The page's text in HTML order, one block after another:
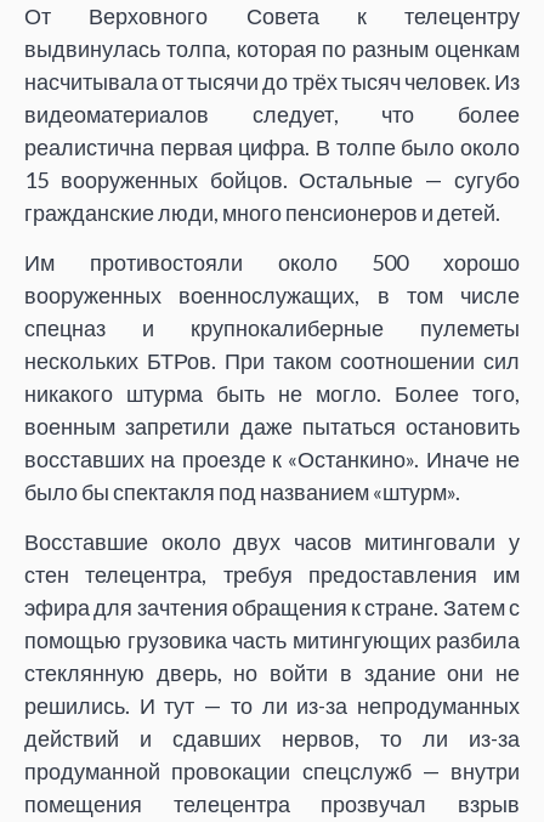
От Верховного Совета к телецентру
выдвинулась толпа, которая по разным оценкам
насчитывала от тысячи до трёх тысяч человек. Из
видеоматериалов следует, что более
реалистична первая цифра. В толпе было около
15 вооруженных бойцов. Остальные — сугубо
гражданские люди, много пенсионеров и детей.
Им противостояли около 500 хорошо
вооруженных военнослужащих, в том числе
спецназ и крупнокалиберные пулеметы
нескольких БТРов. При таком соотношении сил
никакого штурма быть не могло. Более того,
военным запретили даже пытаться остановить
восставших на проезде к «Останкино». Иначе не
было бы спектакля под названием «штурм».
Восставшие около двух часов митинговали у
стен телецентра, требуя предоставления им
эфира для зачтения обращения к стране. Затем с
помощью грузовика часть митингующих разбила
стеклянную дверь, но войти в здание они не
решились. И тут — то ли из-за непродуманных
действий и сдавших нервов, то ли из-за
продуманной провокации спецслужб — внутри
помещения телецентра прозвучал взрыв